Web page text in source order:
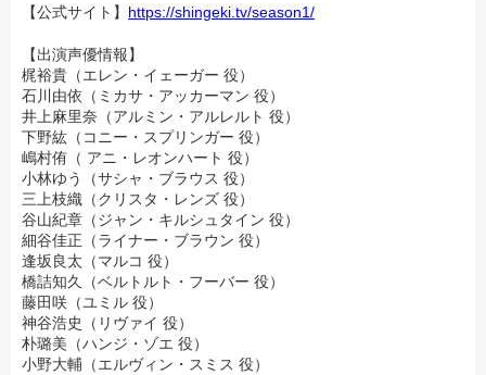
【公式サイト】 https://shingeki.tv/season1/
【出演声優情報】
梶裕貴（エレン・イェーガー 役）
石川由依（ミカサ・アッカーマン 役）
井上麻里奈（アルミン・アルレルト 役）
下野紘（コニー・スプリンガー 役）
嶋村侑（ アニ・レオンハート 役）
小林ゆう（サシャ・ブラウス 役）
三上枝織（クリスタ・レンズ 役）
谷山紀章（ジャン・キルシュタイン 役）
細谷佳正（ライナー・ブラウン 役）
逢坂良太（マルコ 役）
橋詰知久（ベルトルト・フーバー 役）
藤田咲（ユミル 役）
神谷浩史（リヴァイ 役）
朴璐美（ハンジ・ゾエ 役）
小野大輔（エルヴィン・スミス 役）